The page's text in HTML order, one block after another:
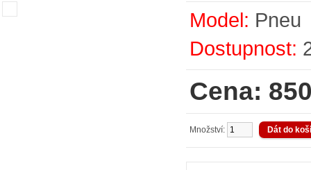
Model: Pneu
Dostupnost:
Cena:
Množství: